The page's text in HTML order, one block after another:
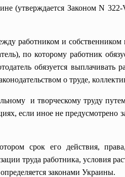
(утверждается Законом N
работником и
по которому работник
обязуется выплачивать
о труде,
и творческому труду
если иное не предусмотрено
срок его действия,
труда работника, условия
законами Украины.